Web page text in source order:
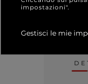
a
impostazioni".
Gestisci le mie